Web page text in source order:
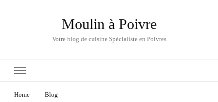
Moulin à Poivre
Votre blog de cuisine Spécialiste en Poivres
Home
Blog